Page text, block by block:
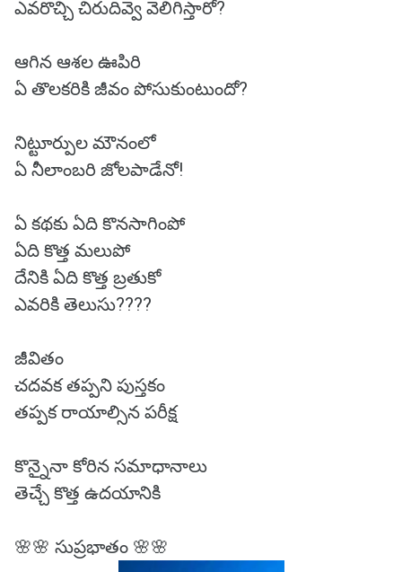
ఎవరొచ్చి చిరుదివ్వె వెలిగిస్తారో?
ఆగిన ఆశల ఊపిరి
ఏ తొలకరికి జీవం పోసుకుంటుందో?
నిట్టూర్పుల మౌనంలో
ఏ నీలాంబరి జోలపాడేనో!
ఏ కథకు ఏది కొనసాగింపో
ఏది కొత్త మలుపో
దేనికి ఏది కొత్త బ్రతుకో
ఎవరికి తెలుసు????
జీవితం
చదవక తప్పని పుస్తకం
తప్పక రాయాల్సిన పరీక్ష
కొన్నైనా కోరిన సమాధానాలు
తెచ్చే కొత్త ఉదయానికి
🌸🌸 సుప్రభాతం 🌸🌸